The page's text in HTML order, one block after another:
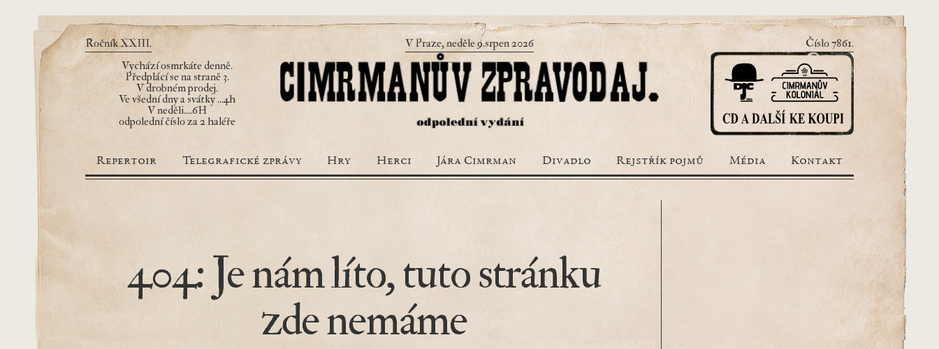
Ročník XXIII. V Praze, neděle 9.srpen 2026
Číslo 7861.
Vychází osmrkáte denně.
Předplácí se na straně 3.
V drobném prodej.
Ve všední dny a svátky ...4h
V neděli....6H
odpolední číslo za 2 haléře
Repertoir Telegrafické zprávy Hry Herci Jára Cimrman Divadlo Rejstřík pojmů Média Kontakt
404: Je nám líto, tuto stránku
zde nemáme